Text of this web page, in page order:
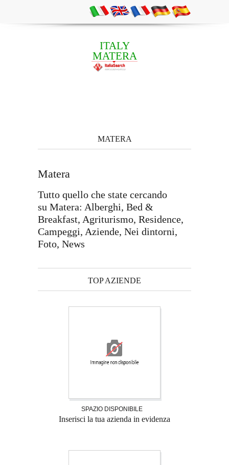
ITALY
MATERA
MATERA
Matera
Tutto quello che state cercando
su Matera: Alberghi, Bed &
Breakfast, Agriturismo, Residence,
Campeggi, Aziende, Nei dintorni,
Foto, News
TOP AZIENDE
SPAZIO DISPONIBILE
Inserisci la tua azienda in evidenza